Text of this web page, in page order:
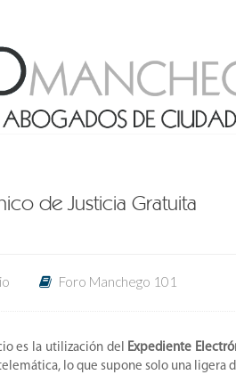
de Justicia Gratuita
Foro Manchego 101
es la utilización del Expediente
lo que supone solo una ligera